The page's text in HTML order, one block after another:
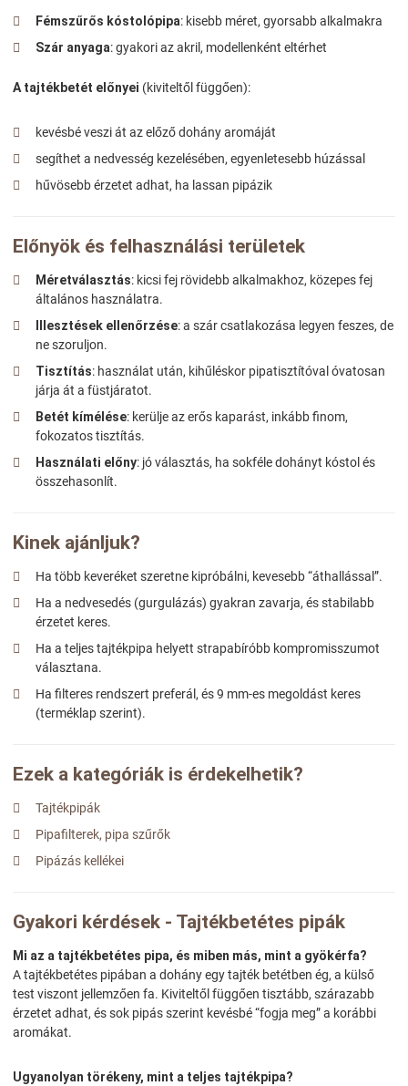
Fémszűrős kóstolópipa: kisebb méret, gyorsabb alkalmakra
Szár anyaga: gyakori az akril, modellenként eltérhet
A tajtékbetét előnyei (kiviteltől függően):
kevésbé veszi át az előző dohány aromáját
segíthet a nedvesség kezelésében, egyenletesebb húzással
hűvösebb érzetet adhat, ha lassan pipázik
Előnyök és felhasználási területek
Méretválasztás: kicsi fej rövidebb alkalmakhoz, közepes fej
általános használatra.
Illesztések ellenőrzése: a szár csatlakozása legyen feszes, de
ne szoruljon.
Tisztítás: használat után, kihűléskor pipatisztítóval óvatosan
járja át a füstjáratot.
Betét kímélése: kerülje az erős kaparást, inkább finom,
fokozatos tisztítás.
Használati előny: jó választás, ha sokféle dohányt kóstol és
összehasonlít.
Kinek ajánljuk?
Ha több keveréket szeretne kipróbálni, kevesebb “áthallással”.
Ha a nedvesedés (gurgulázás) gyakran zavarja, és stabilabb
érzetet keres.
Ha a teljes tajtékpipa helyett strapabíróbb kompromisszumot
választana.
Ha filteres rendszert preferál, és 9 mm-es megoldást keres
(terméklap szerint).
Ezek a kategóriák is érdekelhetik?
Tajtékpipák
Pipafilterek, pipa szűrők
Pipázás kellékei
Gyakori kérdések - Tajtékbetétes pipák
Mi az a tajtékbetétes pipa, és miben más, mint a gyökérfa?
A tajtékbetétes pipában a dohány egy tajték betétben ég, a külső
test viszont jellemzően fa. Kiviteltől függően tisztább, szárazabb
érzetet adhat, és sok pipás szerint kevésbé “fogja meg” a korábbi
aromákat.
Ugyanolyan törékeny, mint a teljes tajtékpipa?